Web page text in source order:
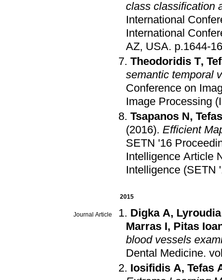
class classification
International
International
AZ, USA. p.1644-
Theodoridis T,
semantic temporal
Conference on
Image Processing
Tsapanos N,
(2016). Efficient
SETN '16
Intelligence Article
Intelligence (SETN
2015
Journal Article Digka A,
Marras I, Pitas
blood vessels
Dental Medicine.
Iosifidis A, Tefas